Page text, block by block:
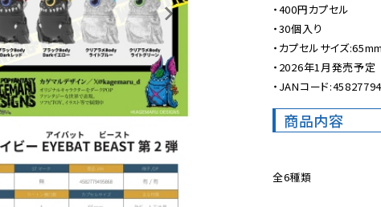
・400円カプセル
・30個入り
・カプセルサイズ:65mm
・2026年1月発売予定
・JANコード
商品内容
全6種類